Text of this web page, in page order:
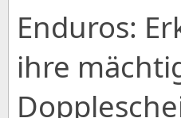
Enduros:
ihre